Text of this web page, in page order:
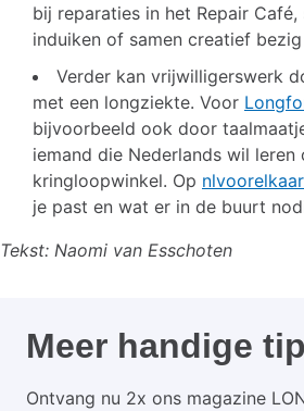
bij reparaties in het Repair Café,
induiken of samen creatief
Verder kan vrijwilligerswerk
met een longziekte. Voor
bijvoorbeeld ook door
iemand die Nederlands wil leren
kringloopwinkel. Op
je past en wat er in de buurt
Tekst: Naomi van Esschoten
Meer handige
Ontvang nu 2x ons magazine